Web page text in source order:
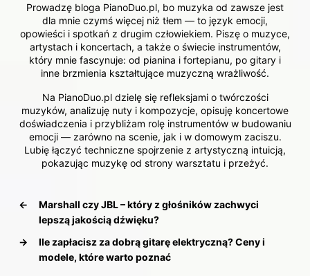
Prowadzę bloga PianoDuo.pl, bo muzyka od zawsze jest
dla mnie czymś więcej niż tłem — to język emocji,
opowieści i spotkań z drugim człowiekiem. Piszę o muzyce,
artystach i koncertach, a także o świecie instrumentów,
który mnie fascynuje: od pianina i fortepianu, po gitary i
inne brzmienia kształtujące muzyczną wrażliwość.
Na PianoDuo.pl dzielę się refleksjami o twórczości
muzyków, analizuję nuty i kompozycje, opisuję koncertowe
doświadczenia i przybliżam rolę instrumentów w budowaniu
emocji — zarówno na scenie, jak i w domowym zaciszu.
Lubię łączyć techniczne spojrzenie z artystyczną intuicją,
pokazując muzykę od strony warsztatu i przeżyć.
←
Marshall czy JBL – który z głośników zachwyci
lepszą jakością dźwięku?
→
Ile zapłacisz za dobrą gitarę elektryczną? Ceny i
modele, które warto poznać